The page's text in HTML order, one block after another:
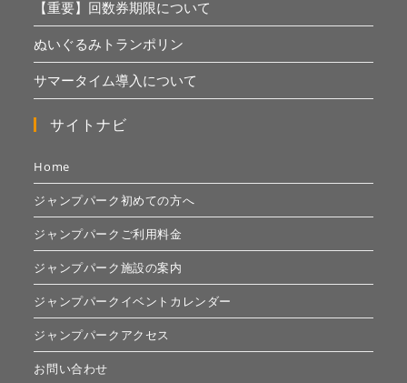
【重要】回数券期限について
ぬいぐるみトランポリン
サマータイム導入について
サイトナビ
Home
ジャンプパーク初めての方へ
ジャンプパークご利用料金
ジャンプパーク施設の案内
ジャンプパークイベントカレンダー
ジャンプパークアクセス
お問い合わせ